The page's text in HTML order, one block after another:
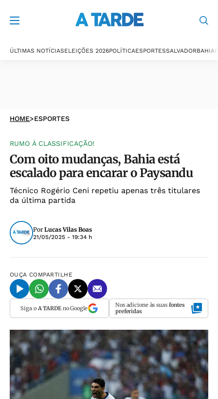
ÚLTIMAS NOTÍCIASELEIÇÕES 2026POLÍTICAESPORTESSALVADORBAHIA
HOME>ESPORTES
RUMO À CLASSIFICAÇÃO!
Com oito mudanças, Bahia está
escalado para encarar o Paysandu
Técnico Rogério Ceni repetiu apenas três titulares
da última partida
Por Lucas Vilas Boas
21/05/2025 - 19:34 h
OUÇA COMPARTILHE
Siga o A TARDEno Google Nos adicione às suas fontes
preferidas